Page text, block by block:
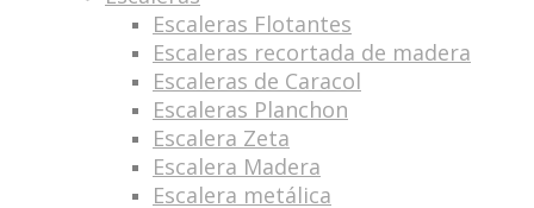
Escaleras Flotantes
Escaleras recortada de madera
Escaleras de Caracol
Escaleras Planchon
Escalera Zeta
Escalera Madera
Escalera metálica